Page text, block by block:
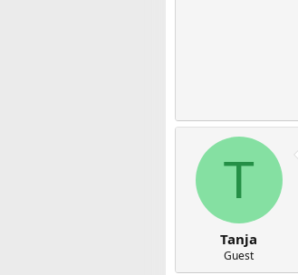
T
Tanja
Guest